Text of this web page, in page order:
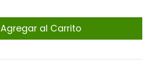
Agregar al Carrito